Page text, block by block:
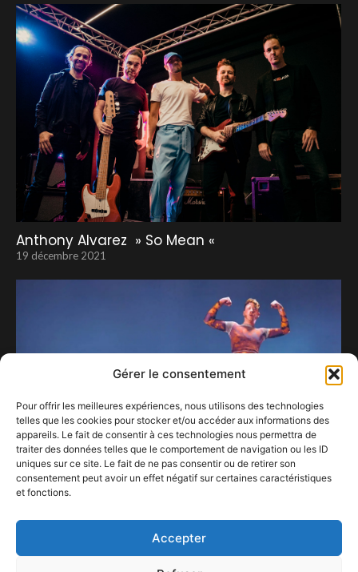
Gérer le consentement
Pour offrir les meilleures expériences, nous utilisons des technologies
telles que les cookies pour stocker et/ou accéder aux informations des
appareils. Le fait de consentir à ces technologies nous permettra de
traiter des données telles que le comportement de navigation ou les ID
uniques sur ce site. Le fait de ne pas consentir ou de retirer son
consentement peut avoir un effet négatif sur certaines caractéristiques
et fonctions.
Accepter
Anthony Alvarez » So Mean «
19 décembre 2021
20 novembre 2024